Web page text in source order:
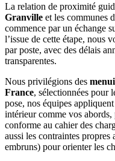
La relation de proximité
Granville et les communes
commence par un échange
l’issue de cette étape, nous
par poste, avec des délais
transparentes.
Nous privilégions des
France, sélectionnées pour
pose, nos équipes
intérieur comme vos
conforme au cahier des
aussi les contraintes
embruns) pour orienter les